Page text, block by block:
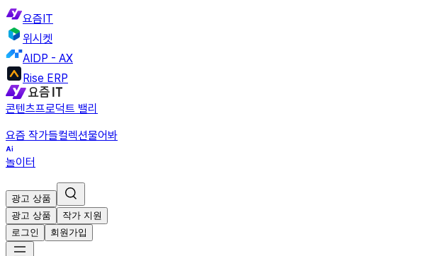
요즘IT
위시켓
AIDP - AX
Rise ERP
콘텐츠프로덕트 밸리
요즘 작가들컬렉션물어봐
놀이터
광고 상품
광고 상품
작가 지원
로그인
회원가입